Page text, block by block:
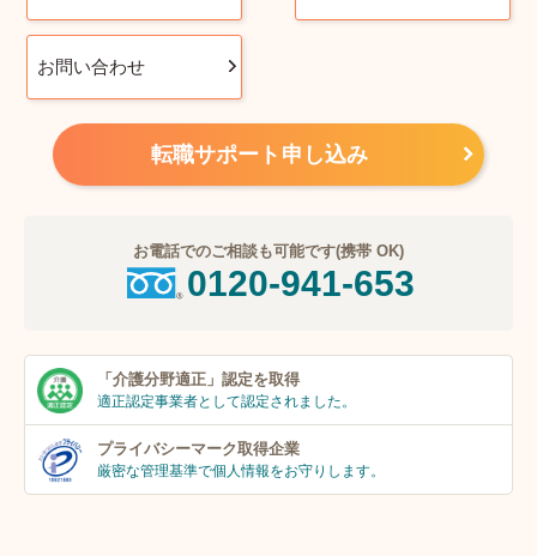
お問い合わせ
転職サポート申し込み
お電話でのご相談も可能です(携帯 OK)
0120-941-653
「介護分野適正」 認定を取得
適正認定事業者として認定されました。
プライバシーマーク取得企業
厳密な管理基準で個人情報をお守りします。